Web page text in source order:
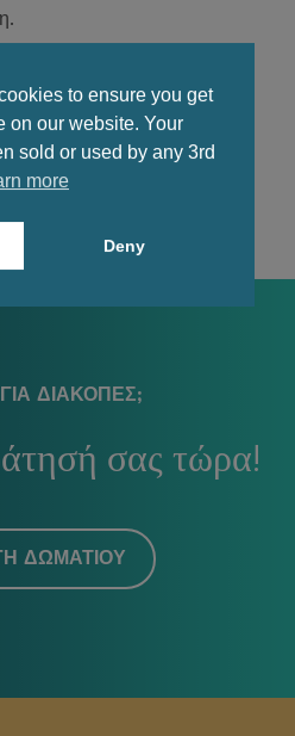
to ensure you get
on our website. Your
sold or used by any 3rd
more
Deny
κοντά στα δωμάτια.
ΔΙΑΚΟΠΈΣ;
σας τώρα!
ΔΩΜΑΤΊΟΥ